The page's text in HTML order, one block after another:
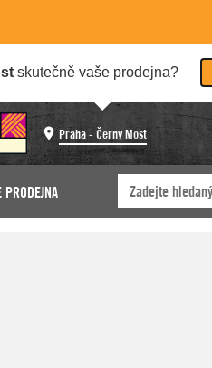
skutečně vaše prodejna?
Praha - Černý Most
PRODEJNA